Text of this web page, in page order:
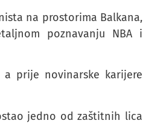
na prostorima Balkana,
poznavanju NBA i
prije novinarske karijere
jedno od zaštitnih lica